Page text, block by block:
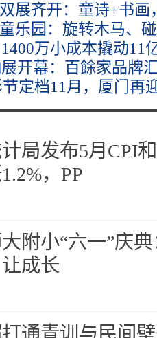
展齐开：童诗+书画
乐园：旋转木马、
万小成本撬动11
开幕：百餘家品牌
定档11月，厦门再
局发布5月CPI
，PP
附小“六一”庆
成长
通青训与民间